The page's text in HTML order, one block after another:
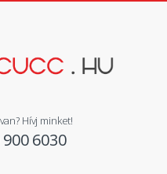
Hívj minket!
6030